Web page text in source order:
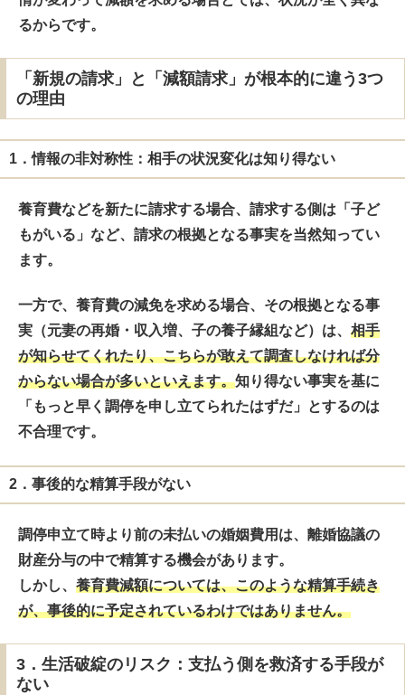
るからです。
「新規の請求」と「減額請求」が根本的に違う3つ
の理由
1．情報の非対称性：相手の状況変化は知り得ない
養育費などを新たに請求する場合、請求する側は「子ど
もがいる」など、請求の根拠となる事実を当然知ってい
ます。
一方で、養育費の減免を求める場合、その根拠となる事
実（元妻の再婚・収入増、子の養子縁組など）は、 相手
が知らせてくれたり、こちらが敢えて調査しなければ分
からない場合が多いといえます。知り得ない事実を基に
「もっと早く調停を申し立てられたはずだ」とするのは
不合理です。
2．事後的な精算手段がない
調停申立て時より前の未払いの婚姻費用は、離婚協議の
財産分与の中で精算する機会があります。
しかし、 養育費減額については、このような精算手続き
が、事後的に予定されているわけではありません。
3．生活破綻のリスク：支払う側を救済する手段が
ない